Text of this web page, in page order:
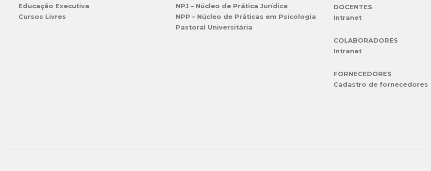
Educação Executiva
Cursos Livres
NPJ – Núcleo de Prática Jurídica
NPP – Núcleo de Práticas em Psicologia
Pastoral Universitária
DOCENTES
Intranet
COLABORADORES
Intranet
FORNECEDORES
Cadastro de fornecedores